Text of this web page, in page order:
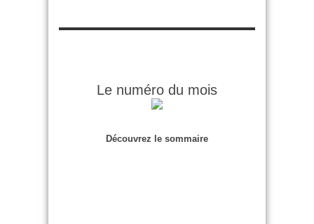
Le numéro du mois
Découvrez le sommaire